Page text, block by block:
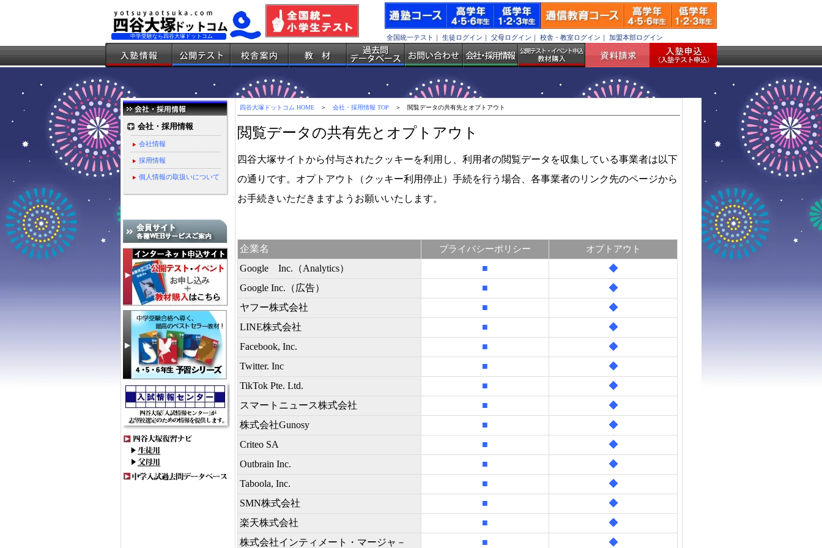
中学受験なら四谷大塚ドットコム 全国統一テスト ｜ 生徒ログイン ｜ 父母ログイン ｜ 校舎・教室ログイン ｜ 加盟本部ログイン
会社・採用情報
会社情報
採用情報
個人情報の取扱いについて
四谷大塚ドットコム HOME ＞ 会社・採用情報 TOP ＞ 閲覧データの共有先とオプトアウト
閲覧データの共有先とオプトアウト
四谷大塚サイトから付与されたクッキーを利用し、利用者の閲覧データを収集している事業者は以下
の通りです。オプトアウト（クッキー利用停止）手続を行う場合、各事業者のリンク先のページから
お手続きいただきますようお願いいたします。
企業名 プライバシーポリシー オプトアウト
Google Inc.（Analytics） ■
◆
Google Inc.（広告）
■
◆
ヤフー株式会社
■
◆
LINE株式会社
■
◆
Facebook, Inc.
■
◆
Twitter. Inc
■
◆
TikTok Pte. Ltd.
■
◆
スマートニュース株式会社
■
◆
株式会社Gunosy
■
◆
Criteo SA
■
◆
Outbrain Inc.
■
◆
Taboola, Inc.
■
◆
SMN株式会社
■
◆
楽天株式会社
■
◆
株式会社インティメート・マージャ－
■ ◆